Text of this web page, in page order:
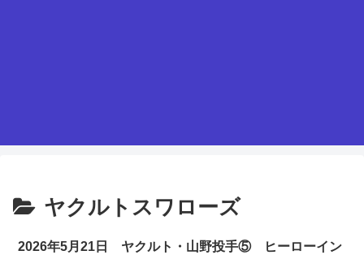
ヤクルトスワローズ
2026年5月21日 ヤクルト・山野投手⑤ ヒーローイン